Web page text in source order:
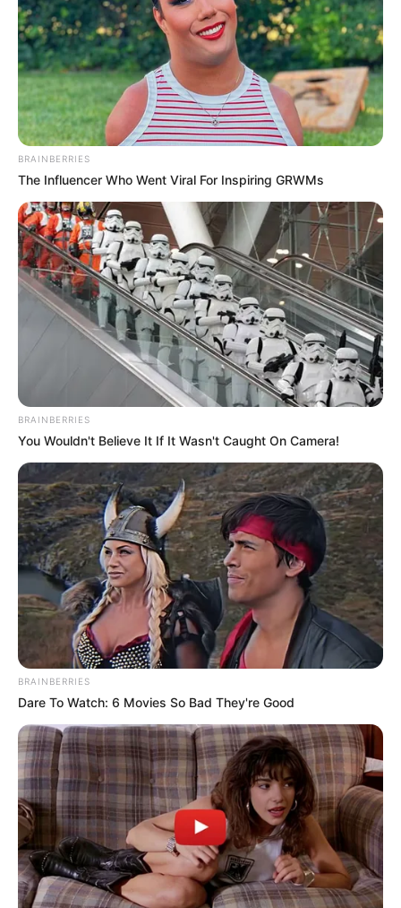
BRAINBERRIES
The Influencer Who Went Viral For Inspiring GRWMs
BRAINBERRIES
You Wouldn't Believe It If It Wasn't Caught On Camera!
BRAINBERRIES
Dare To Watch: 6 Movies So Bad They're Good